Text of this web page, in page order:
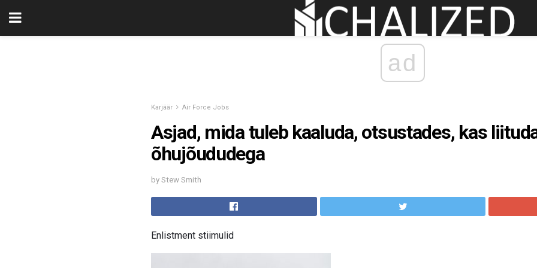
ad
Karjäär Air Force Jobs
Asjad, mida tuleb kaaluda, otsustades, kas
õhujõududega
by Stew Smith
Enlistment stiimulid